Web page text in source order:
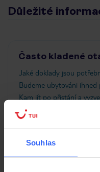
Souhlas
Důležité
Často kladené
Jaké doklady jsou
Budeme ubytováni
Kam jít po přistání a